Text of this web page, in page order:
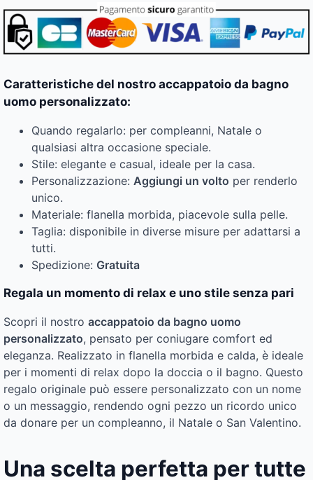
Caratteristiche del nostro accappatoio da bagno
uomo personalizzato:
Quando regalarlo: per compleanni, Natale o
qualsiasi altra occasione speciale.
Stile: elegante e casual, ideale per la casa.
Personalizzazione: Aggiungi un volto per renderlo
unico.
Materiale: flanella morbida, piacevole sulla pelle.
Taglia: disponibile in diverse misure per adattarsi a
tutti.
Spedizione: Gratuita
Regala un momento di relax e uno stile senza pari
Scopri il nostro accappatoio da bagno uomo
personalizzato, pensato per coniugare comfort ed
eleganza. Realizzato in flanella morbida e calda, è ideale
per i momenti di relax dopo la doccia o il bagno. Questo
regalo originale può essere personalizzato con un nome
o un messaggio, rendendo ogni pezzo un ricordo unico
da donare per un compleanno, il Natale o San Valentino.
Una scelta perfetta per tutte